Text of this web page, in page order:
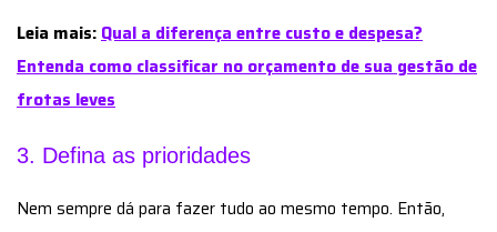
Leia mais: Qual a diferença entre custo e despesa?
Entenda como classificar no orçamento de sua gestão de
frotas leves
3. Defina as prioridades
Nem sempre dá para fazer tudo ao mesmo tempo. Então,